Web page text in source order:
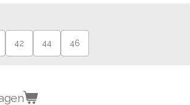
42 44 46